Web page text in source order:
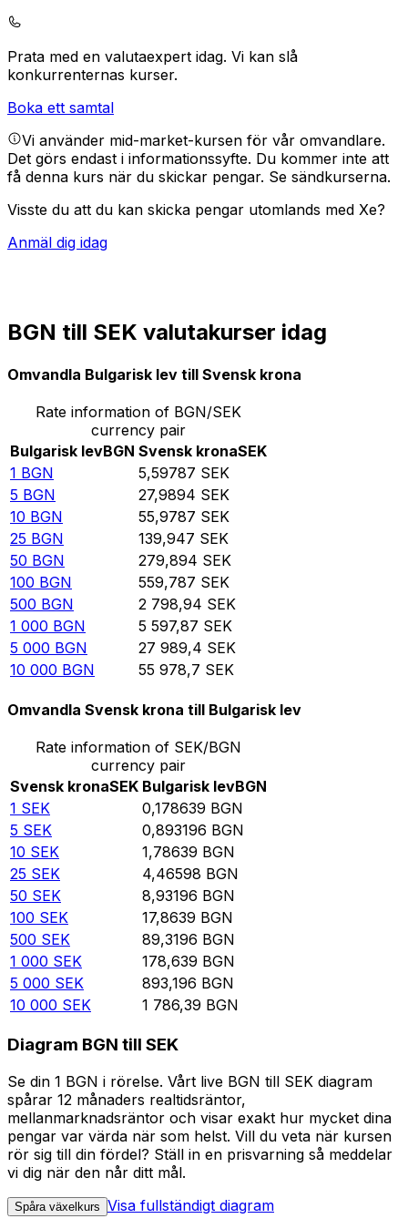
Prata med en valutaexpert idag. Vi kan slå
konkurrenternas kurser.
Boka ett samtal
Vi använder mid-market-kursen för vår omvandlare.
Det görs endast i informationssyfte. Du kommer inte att
få denna kurs när du skickar pengar. Se sändkurserna.
Visste du att du kan skicka pengar utomlands med Xe?
Anmäl dig idag
BGN till SEK valutakurser idag
Omvandla Bulgarisk lev till Svensk krona
Rate information of BGN/SEK
currency pair
Bulgarisk levBGN Svensk kronaSEK
1 BGN 5,59787 SEK
5 BGN 27,9894 SEK
10 BGN 55,9787 SEK
25 BGN 139,947 SEK
50 BGN 279,894 SEK
100 BGN 559,787 SEK
500 BGN 2 798,94 SEK
1 000 BGN 5 597,87 SEK
5 000 BGN 27 989,4 SEK
10 000 BGN 55 978,7 SEK
Omvandla Svensk krona till Bulgarisk lev
Rate information of SEK/BGN
currency pair
Svensk kronaSEK Bulgarisk levBGN
1 SEK 0,178639 BGN
5 SEK 0,893196 BGN
10 SEK 1,78639 BGN
25 SEK 4,46598 BGN
50 SEK 8,93196 BGN
100 SEK 17,8639 BGN
500 SEK 89,3196 BGN
1 000 SEK 178,639 BGN
5 000 SEK 893,196 BGN
10 000 SEK 1 786,39 BGN
Diagram BGN till SEK
Se din 1 BGN i rörelse. Vårt live BGN till SEK diagram
spårar 12 månaders realtidsräntor,
mellanmarknadsräntor och visar exakt hur mycket dina
pengar var värda när som helst. Vill du veta när kursen
rör sig till din fördel? Ställ in en prisvarning så meddelar
vi dig när den når ditt mål.
Spåra växelkurs Visa fullständigt diagram